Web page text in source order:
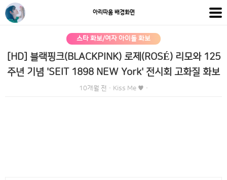
아리따움 배경화면
스타 화보/여자 아이돌 화보
[HD] 블랙핑크(BLACKPINK) 로제(ROSÉ) 리모와 125
주년 기념 'SEIT 1898 NEW York' 전시회 고화질 화보
10개월 전 · Kiss Me ♥ ·